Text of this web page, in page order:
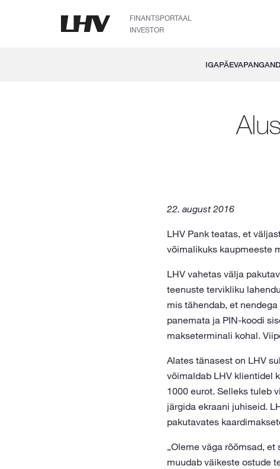
FINANTSPORTAAL
INVESTOR
22. august 2016
LHV Pank teatas, et
võimalikuks kaupmeeste
LHV vahetas välja
teenuste tervikliku
mis tähendab, et
panemata ja PIN-koodi
makseterminali kohal.
Alates tänasest on LHV
võimaldab LHV klientidel
1000 eurot. Selleks tuleb
järgida ekraa­ni juhiseid.
pakutavates
„Oleme väga rõõmsad,
muudab väikeste ostude